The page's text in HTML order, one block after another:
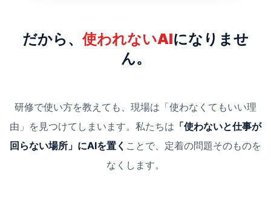
だから、使われないAIになりませ
ん。
研修で使い方を教えても、現場は「使わなくてもいい理
由」を見つけてしまいます。 私たちは 「使わないと仕事が
回らない場所」にAIを置く ことで、定着の問題そのものを
なくします。